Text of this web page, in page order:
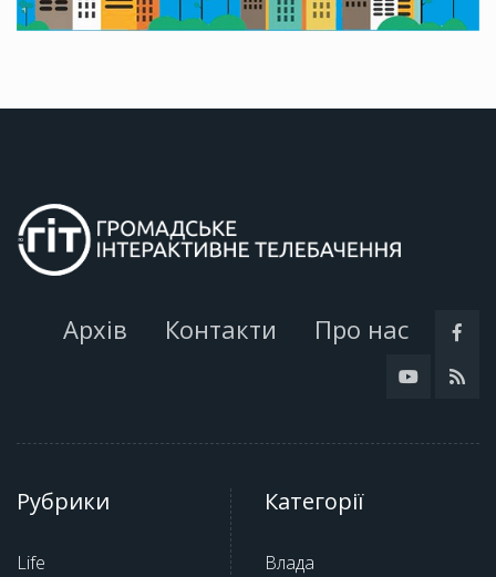
Архів Контакти Про нас
Рубрики
Life
Категорії
Влада